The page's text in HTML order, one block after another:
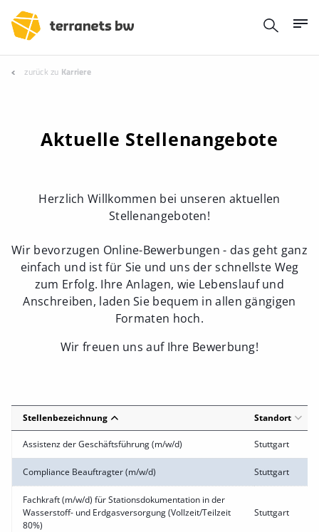
zurück zu Karriere
Aktuelle Stellenangebote
Herzlich Willkommen bei unseren aktuellen
Stellenangeboten!
Wir bevorzugen Online-Bewerbungen - das geht ganz
einfach und ist für Sie und uns der schnellste Weg
zum Erfolg. Ihre Anlagen, wie Lebenslauf und
Anschreiben, laden Sie bequem in allen gängigen
Formaten hoch.
Wir freuen uns auf Ihre Bewerbung!
Stellenbezeichnung Standort
Assistenz der Geschäftsführung (m/w/d) Stuttgart
Compliance Beauftragter (m/w/d) Stuttgart
Fachkraft (m/w/d) für Stationsdokumentation in der
Wasserstoff- und Erdgasversorgung (Vollzeit/Teilzeit
80%)
Stuttgart